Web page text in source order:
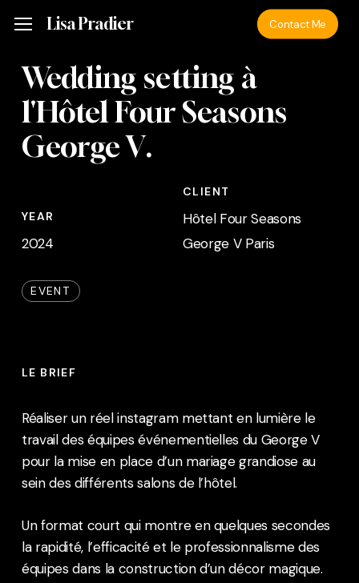
content
MenuLisa Pradier Contact Me
Wedding setting à
l'Hôtel Four Seasons
George V.
YEAR
2024
CLIENT
Hôtel Four Seasons
George V Paris
EVENT
LE BRIEF
Réaliser un réel instagram mettant en lumière le
travail des équipes événementielles du George V
pour la mise en place d’un mariage grandiose au
sein des différents salons de l’hôtel.
Un format court qui montre en quelques secondes
la rapidité, l’efficacité et le professionnalisme des
équipes dans la construction d’un décor magique.